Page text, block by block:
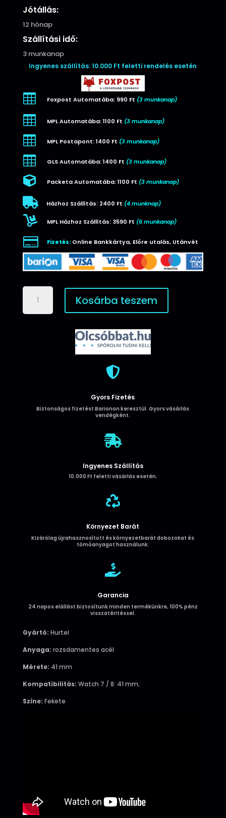
Jótállás:
12 hónap
Szállítási idő:
3 munkanap
Ingyenes szállítás: 10.000 Ft feletti rendelés esetén
 Foxpost Automatába: 990 Ft (3 munkanap)
 MPL Automatába: 1100 Ft (3 munkanap)
 MPL Postapont: 1400 Ft (3 munkanap)
 GLS Automatába: 1400 Ft (3 munkanap)
 Packeta Automatába: 1100 Ft (3 munkanap)
 Házhoz Szállítás: 2400 Ft (4 munknap)
 MPL Házhoz Szállítás: 3590 Ft (6 munkanap)
 Fizetés:Online Bankkártya, Előre utalás, Utánvét
Apple
Watch
mágneses
Kosárba teszem

Gyors Fizetés
Biztonságos fizetést Barionon keresztül. Gyors vásárlás
vendégként.

Ingyenes Szállítás
10.000 Ft feletti vásárlás esetén.

Környezet Barát
Kizárólag újrahasznosított és környezetbarát dobozokat és
tömőanyagot használunk.

Garancia
24 napos elállást biztosítunk minden termékünkre, 100% pénz
visszatéritéssel.
Gyártó: Hurtel
Anyaga: rozsdamentes acél
Mérete: 41 mm
Kompatibilitás: Watch 7 / 8: 41 mm;
Színe: Fekete